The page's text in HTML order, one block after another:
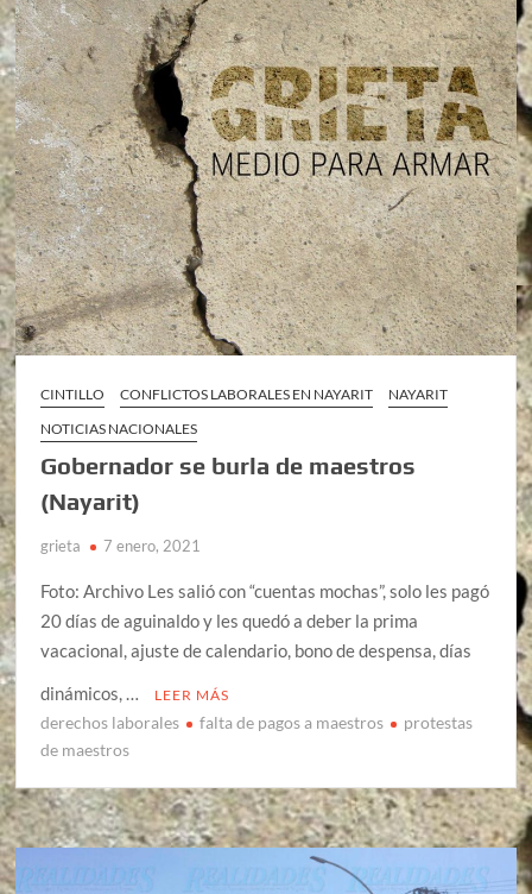
CINTILLO CONFLICTOS LABORALES EN NAYARIT
NAYARIT
NOTICIAS NACIONALES
Gobernador se burla de maestros
(Nayarit)
grieta 7 enero, 2021
Foto: Archivo Les salió con “cuentas mochas”, solo les pagó
20 días de aguinaldo y les quedó a deber la prima
vacacional, ajuste de calendario, bono de despensa, días
dinámicos, …
LEER MÁS
derechos laborales falta de pagos a maestros
protestas
de maestros